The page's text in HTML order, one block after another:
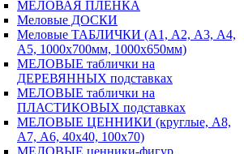
МЕЛОВАЯ ПЛЕНКА
Меловые ДОСКИ
Меловые ТАБЛИЧКИ (А1, А2, А3, А4,
А5, 1000х700мм, 1000х650мм)
МЕЛОВЫЕ таблички на
ДЕРЕВЯННЫХ подставках
МЕЛОВЫЕ таблички на
ПЛАСТИКОВЫХ подставках
МЕЛОВЫЕ ЦЕННИКИ (круглые, А8,
А7, А6, 40х40, 100х70)
МЕЛОВЫЕ ценники-фигур